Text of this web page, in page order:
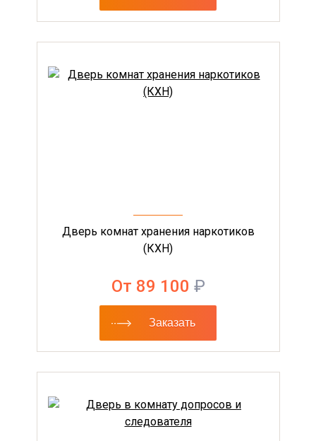
Дверь комнат хранения наркотиков
(КХН)
От 89 100 ₽
Заказать